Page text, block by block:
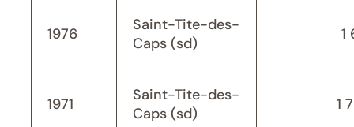
1976
Saint-Tite-des-
Caps (sd)
1
1971
Saint-Tite-des-
Caps (sd)
1